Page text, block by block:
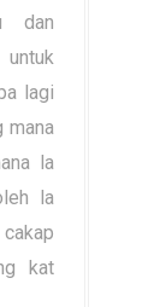
dan
lagi
mana
la
la
kat